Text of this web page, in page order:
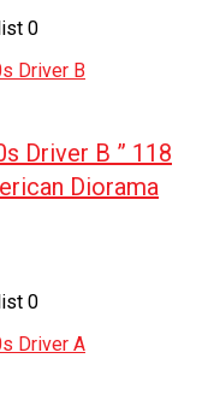
0
Driver B ” 118
Diorama
0